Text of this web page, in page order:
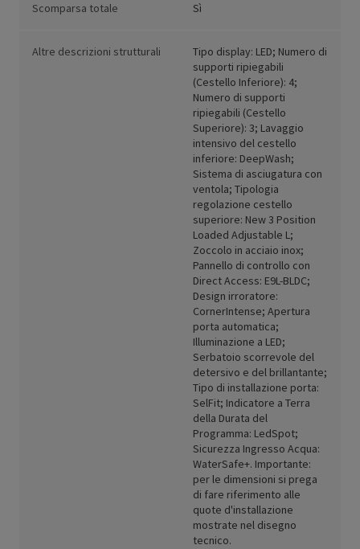
Scomparsa totale Sì
Altre descrizioni strutturali
Tipo display: LED; Numero di
supporti ripiegabili
(Cestello Inferiore): 4;
Numero di supporti
ripiegabili (Cestello
Superiore): 3; Lavaggio
intensivo del cestello
inferiore: DeepWash;
Sistema di asciugatura con
ventola; Tipologia
regolazione cestello
superiore: New 3 Position
Loaded Adjustable L;
Zoccolo in acciaio inox;
Pannello di controllo con
Direct Access: E9L-BLDC;
Design irroratore:
CornerIntense; Apertura
porta automatica;
Illuminazione a LED;
Serbatoio scorrevole del
detersivo e del brillantante;
Tipo di installazione porta:
SelFit; Indicatore a Terra
della Durata del
Programma: LedSpot;
Sicurezza Ingresso Acqua:
WaterSafe+. Importante:
per le dimensioni si prega
di fare riferimento alle
quote d'installazione
mostrate nel disegno
tecnico.